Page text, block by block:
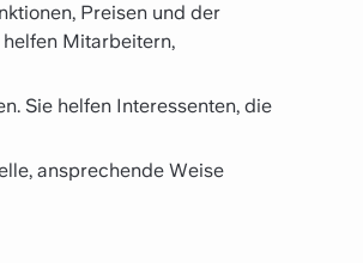
Preisen und der
Mitarbeitern,
Sie helfen Interessenten, die
ansprechende Weise